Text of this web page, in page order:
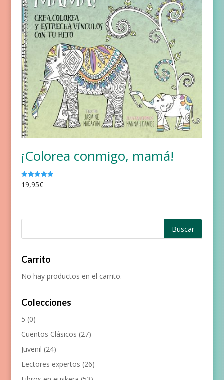
¡Colorea conmigo, mamá!
Valorado
con
19,95€
Carrito
No hay productos en el carrito.
Colecciones
5 (0)
Cuentos Clásicos (27)
Juvenil (24)
Lectores expertos (26)